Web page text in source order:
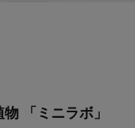
「ミニラボ」